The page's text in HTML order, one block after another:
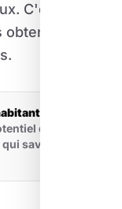
C'est en
les
digital
savent se